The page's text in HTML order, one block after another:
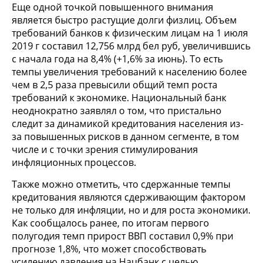
Еще одной точкой повышенного внимания
является быстро растущие долги физлиц. Объем
требований банков к физическим лицам на 1 июля
2019 г составил 12,756 млрд бел руб, увеличившись
с начала года на 8,4% (+1,6% за июнь). То есть
темпы увеличения требований к населению более
чем в 2,5 раза превысили общий темп роста
требований к экономике. Национальный банк
неоднократно заявлял о том, что пристально
следит за динамикой кредитования населения из-
за повышенных рисков в данном сегменте, в том
числе и с точки зрения стимулирования
инфляционных процессов.
Также можно отметить, что сдержанные темпы
кредитования являются сдерживающим фактором
не только для инфляции, но и для роста экономики.
Как сообщалось ранее, по итогам первого
полугодия темп прирост ВВП составил 0,9% при
прогнозе 1,8%, что может способствовать